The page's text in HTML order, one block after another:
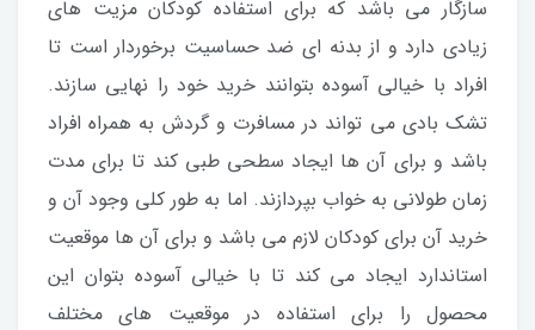
سازگار می باشد که برای استفاده کودکان مزیت های
زیادی دارد و از بدنه ای ضد حساسیت برخوردار است تا
افراد با خیالی آسوده بتوانند خرید خود را نهایی سازند.
تشک بادی می تواند در مسافرت و گردش به همراه افراد
باشد و برای آن ها ایجاد سطحی طبی کند تا برای مدت
زمان طولانی به خواب بپردازند. اما به طور کلی وجود آن و
خرید آن برای کودکان لازم می باشد و برای آن ها موقعیت
استاندارد ایجاد می کند تا با خیالی آسوده بتوان این
محصول را برای استفاده در موقعیت های مختلف